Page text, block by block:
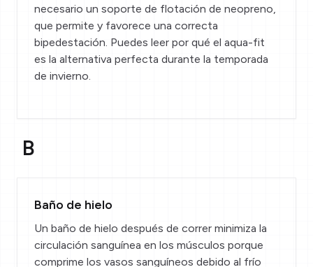
necesario un soporte de flotación de neopreno,
que permite y favorece una correcta
bipedestación. Puedes leer por qué el aqua-fit
es la alternativa perfecta durante la temporada
de invierno.
B
Baño de hielo
Un baño de hielo después de correr minimiza la
circulación sanguínea en los músculos porque
comprime los vasos sanguíneos debido al frío